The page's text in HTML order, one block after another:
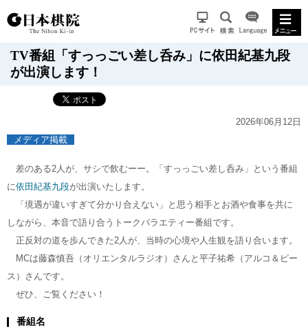
TV番組「すっっごい差し呑み」に依田紀基九段
が出演します！
2026年06月12日
メディア掲載
差のある2人が、サシで飲むーー。「すっっごい差し呑み」という番組
に依田紀基九段が出演いたします。
「境遇が違いすぎて分かり合えない」と思う相手とお酒や食事を共に
しながら、本音で語り合うトークバラエティー番組です。
正反対の道を歩んできた2人が、当時の心境や人生観を語り合います。
MCは藤森慎吾（オリエンタルラジオ）さんと平子祐希（アルコ＆ピー
ス）さんです。
ぜひ、ご覧ください！
番組名